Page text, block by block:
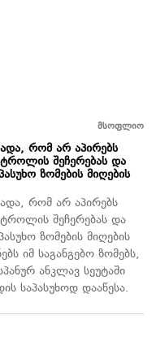
მსოფლიო
რომ არ აპირებს
შეჩერებას და
ზომების მიღების
რომ არ აპირებს
შეჩერებას და
ზომების მიღების
იმ საგანგებო ზომებს,
ანკლავ სეუტაში
საპასუხოდ დააწესა.